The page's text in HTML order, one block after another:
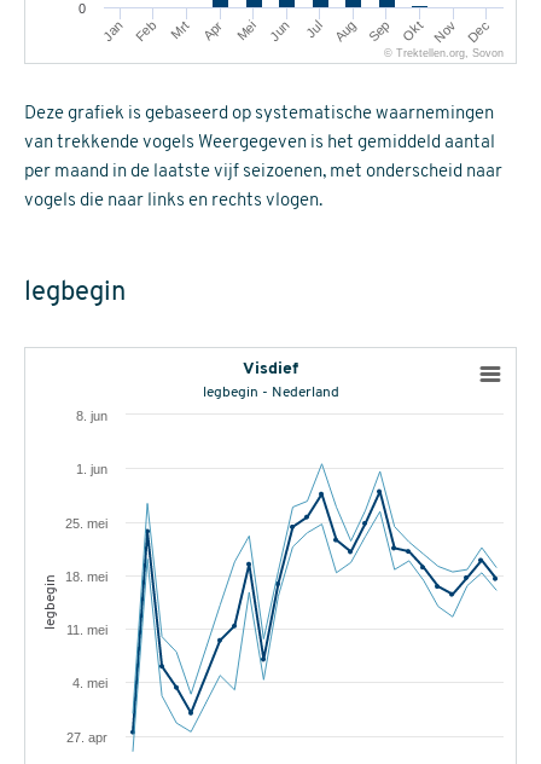
Jan Feb Mrt Apr Mei Jun Jul Aug Sep Okt Nov Dec
0
© Trektellen.org, Sovon
Deze grafiek is gebaseerd op systematische waarnemingen
van trekkende vogels Weergegeven is het gemiddeld aantal
per maand in de laatste vijf seizoenen, met onderscheid naar
vogels die naar links en rechts vlogen.
legbegin
legbegin
Visdief
legbegin - Nederland
27. apr
4. mei
11. mei
18. mei
25. mei
1. jun
8. jun